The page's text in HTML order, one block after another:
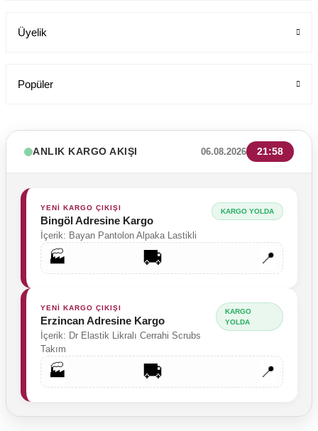
Üyelik
Popüler
ANLIK KARGO AKIŞI 06.08.2026 21:58
YENİ KARGO ÇIKIŞI
Bingöl Adresine Kargo
İçerik: Bayan Pantolon Alpaka Lastikli
KARGO YOLDA
🏭 🚚 📍
YENİ KARGO ÇIKIŞI
Erzincan Adresine Kargo
İçerik: Dr Elastik Likralı Cerrahi Scrubs
Takım
KARGO
YOLDA
🏭 🚚 📍